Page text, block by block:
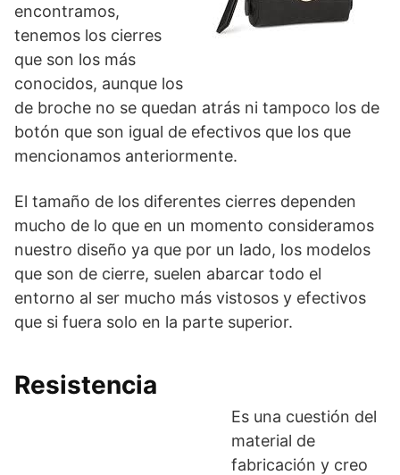
encontramos,
tenemos los cierres
que son los más
conocidos, aunque los
de broche no se quedan atrás ni tampoco los de
botón que son igual de efectivos que los que
mencionamos anteriormente.
El tamaño de los diferentes cierres dependen
mucho de lo que en un momento consideramos
nuestro diseño ya que por un lado, los modelos
que son de cierre, suelen abarcar todo el
entorno al ser mucho más vistosos y efectivos
que si fuera solo en la parte superior.
Resistencia
Es una cuestión del
material de
fabricación y creo